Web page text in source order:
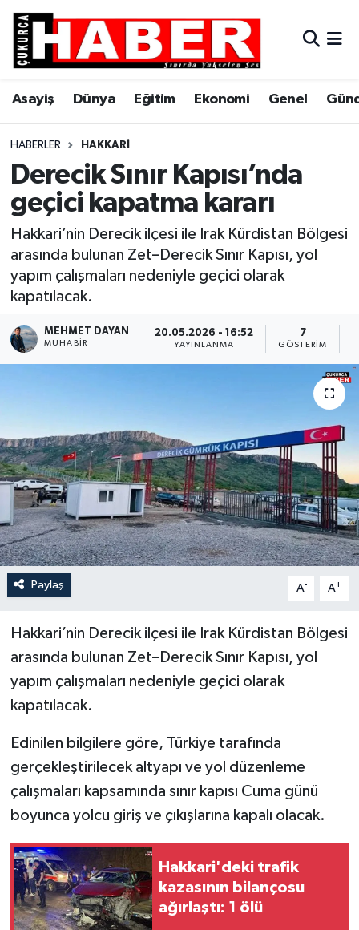
Asayiş Dünya Eğitim Ekonomi Genel
HABERLER HAKKARI
Derecik Sınır Kapısı’nda
geçici kapatma kararı
Hakkari’nin Derecik ilçesi ile Irak Kürdistan Bölgesi
arasında bulunan Zet–Derecik Sınır Kapısı, yol
yapım çalışmaları nedeniyle geçici olarak
kapatılacak.
MEHMET DAYAN
MUHABIR
20.05.2026 - 16:52
YAYINLANMA
7
GÖSTERIM
Paylaş A- A+
Hakkari’nin Derecik ilçesi ile Irak Kürdistan Bölgesi
arasında bulunan Zet–Derecik Sınır Kapısı, yol
yapım çalışmaları nedeniyle geçici olarak
kapatılacak.
Edinilen bilgilere göre, Türkiye tarafında
gerçekleştirilecek altyapı ve yol düzenleme
çalışmaları kapsamında sınır kapısı Cuma günü
boyunca yolcu giriş ve çıkışlarına kapalı olacak.
Hakkari'deki trafik
kazasının bilançosu
ağırlaştı: 1 ölü
Asayiş
Dünya
Eğitim
Ekonomi
Hakkari
Siyaset
Teknoloji
Yaşam
Hava Durumu
Trafik Durumu
Süper Lig Puan Durumu ve Fikstür
Tüm Manşetler